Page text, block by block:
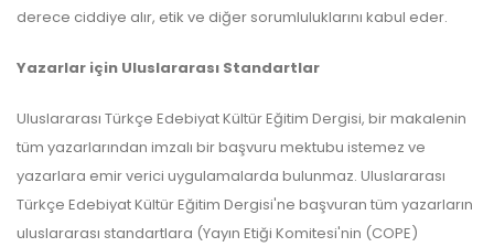
derece ciddiye alır, etik ve diğer sorumluluklarını kabul eder.
Yazarlar için Uluslararası Standartlar
Uluslararası Türkçe Edebiyat Kültür Eğitim Dergisi, bir makalenin
tüm yazarlarından imzalı bir başvuru mektubu istemez ve
yazarlara emir verici uygulamalarda bulunmaz. Uluslararası
Türkçe Edebiyat Kültür Eğitim Dergisi'ne başvuran tüm yazarların
uluslararası standartlara (Yayın Etiği Komitesi'nin (COPE)